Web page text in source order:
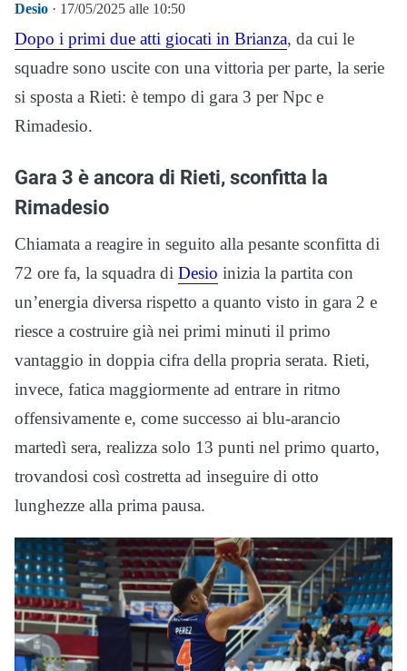
Desio · 17/05/2025 alle 10:50
Dopo i primi due atti giocati in Brianza, da cui le
squadre sono uscite con una vittoria per parte, la serie
si sposta a Rieti: è tempo di gara 3 per Npc e
Rimadesio.
Gara 3 è ancora di Rieti, sconfitta la
Rimadesio
Chiamata a reagire in seguito alla pesante sconfitta di
72 ore fa, la squadra di Desio inizia la partita con
un’energia diversa rispetto a quanto visto in gara 2 e
riesce a costruire già nei primi minuti il primo
vantaggio in doppia cifra della propria serata. Rieti,
invece, fatica maggiormente ad entrare in ritmo
offensivamente e, come successo ai blu-arancio
martedì sera, realizza solo 13 punti nel primo quarto,
trovandosi così costretta ad inseguire di otto
lunghezze alla prima pausa.